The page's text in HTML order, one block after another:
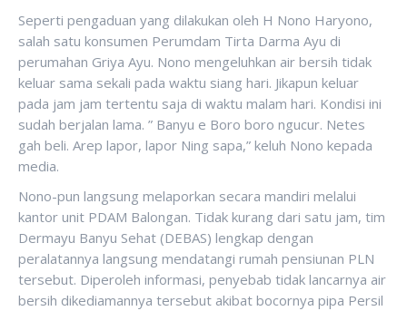
Seperti pengaduan yang dilakukan oleh H Nono Haryono,
salah satu konsumen Perumdam Tirta Darma Ayu di
perumahan Griya Ayu. Nono mengeluhkan air bersih tidak
keluar sama sekali pada waktu siang hari. Jikapun keluar
pada jam jam tertentu saja di waktu malam hari. Kondisi ini
sudah berjalan lama. ” Banyu e Boro boro ngucur. Netes
gah beli. Arep lapor, lapor Ning sapa,” keluh Nono kepada
media.
Nono-pun langsung melaporkan secara mandiri melalui
kantor unit PDAM Balongan. Tidak kurang dari satu jam, tim
Dermayu Banyu Sehat (DEBAS) lengkap dengan
peralatannya langsung mendatangi rumah pensiunan PLN
tersebut. Diperoleh informasi, penyebab tidak lancarnya air
bersih dikediamannya tersebut akibat bocornya pipa Persil